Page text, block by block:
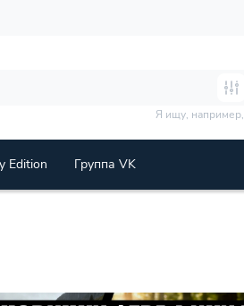
Я ищу, например,
Edition Группа VK